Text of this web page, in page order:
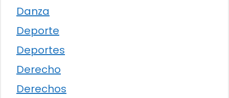
Danza
Deporte
Deportes
Derecho
Derechos